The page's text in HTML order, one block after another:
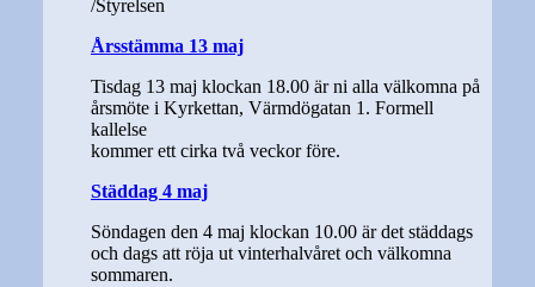
/Styrelsen
Årsstämma 13 maj
Tisdag 13 maj klockan 18.00 är ni alla välkomna på
årsmöte i Kyrkettan, Värmdögatan 1. Formell
kallelse
kommer ett cirka två veckor före.
Städdag 4 maj
Söndagen den 4 maj klockan 10.00 är det städdags
och dags att röja ut vinterhalvåret och välkomna
sommaren.